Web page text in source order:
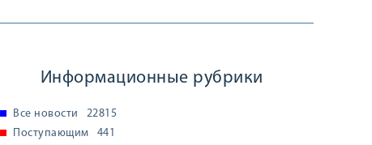
Информационные рубрики
Все новости
22815
Поступающим
441